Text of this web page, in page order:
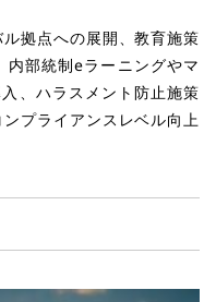
拠点への展開、教育施策
部統制eラーニングやマ
、ハラスメント防止施策
プライアンスレベル向上